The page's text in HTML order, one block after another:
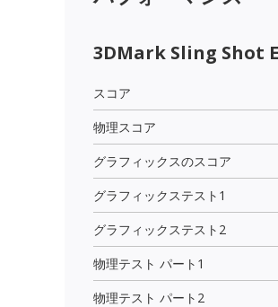
3DMark Sling Shot
スコア
物理スコア
グラフィックスのスコア
グラフィックステスト1
グラフィックステスト2
物理テスト パート1
物理テスト パート2